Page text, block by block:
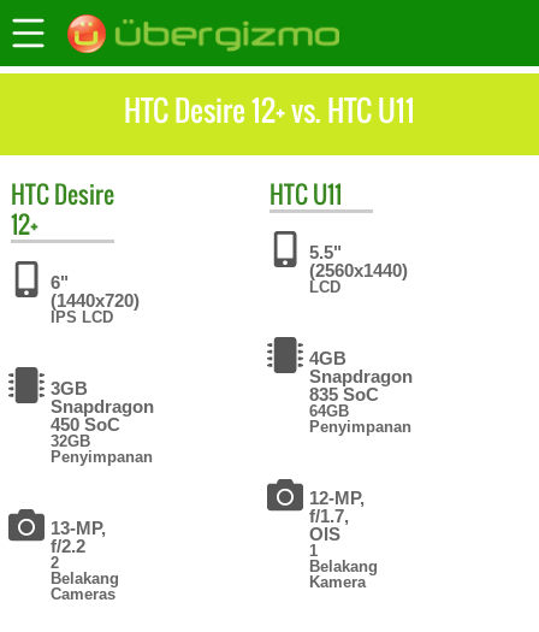
HTC Desire 12+ vs. HTC U11
HTCDesire
12+
6"
(1440x720)
IPS LCD
3GB
Snapdragon
450 SoC
32GB
Penyimpanan
13-MP,
f/2.2
2
Belakang
Cameras
HTCU11
5.5"
(2560x1440)
LCD
4GB
Snapdragon
835 SoC
64GB
Penyimpanan
12-MP,
f/1.7,
OIS
1
Belakang
Kamera